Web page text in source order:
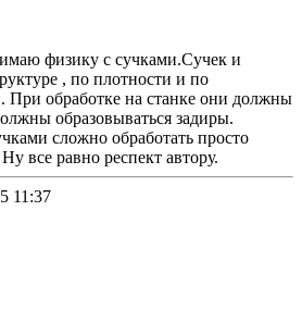
физику с сучками.Сучек и
, по плотности и по
При обработке на станке они должны
образовываться задиры.
сложно обработать просто
все равно респект автору.
11:37